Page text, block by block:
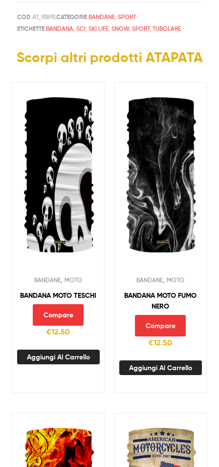
COD AT_93895CATEGORIE BANDANE, SPORT
ETICHETTE BANDANA, SCI, SKI LIFE, SNOW, SPORT, TUBOLARE
Scorpi altri prodotti ATAPATA
BANDANE MOTO
BANDANA MOTO TESCHI
Compare
€12.50
Aggiungi Al Carrello
BANDANE MOTO
BANDANA MOTO FUMO
NERO
Compare
€12.50
Aggiungi Al Carrello